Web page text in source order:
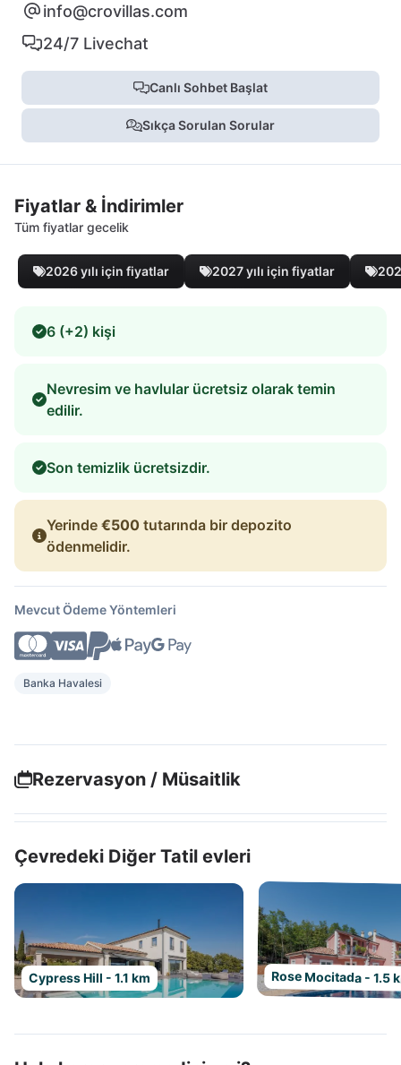
info@crovillas.com
24/7 Livechat
Canlı Sohbet Başlat
Sıkça Sorulan Sorular
Fiyatlar & İndirimler
Tüm fiyatlar gecelik
2026 yılı için fiyatlar 2027 yılı için fiyatlar
6 (+2) kişi
Nevresim ve havlular ücretsiz olarak temin
edilir.
Son temizlik ücretsizdir.
Yerinde €500 tutarında bir depozito
ödenmelidir.
Mevcut Ödeme Yöntemleri
Banka Havalesi
Rezervasyon / Müsaitlik
Çevredeki Diğer Tatil evleri
Cypress Hill - 1.1 km Rose Mocitada - 1.5